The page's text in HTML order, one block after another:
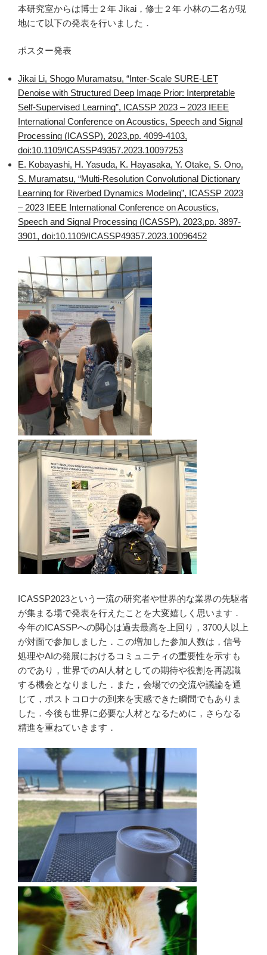
本研究室からは博士２年 Jikai，修士２年 小林の二名が現
地にて以下の発表を行いました．
ポスター発表
Jikai Li, Shogo Muramatsu, “Inter-Scale SURE-LET
Denoise with Structured Deep Image Prior: Interpretable
Self-Supervised Learning”, ICASSP 2023 – 2023 IEEE
International Conference on Acoustics, Speech and Signal
Processing (ICASSP), 2023,pp. 4099-4103,
doi:10.1109/ICASSP49357.2023.10097253
E. Kobayashi, H. Yasuda, K. Hayasaka, Y. Otake, S. Ono,
S. Muramatsu, “Multi-Resolution Convolutional Dictionary
Learning for Riverbed Dynamics Modeling”, ICASSP 2023
– 2023 IEEE International Conference on Acoustics,
Speech and Signal Processing (ICASSP), 2023,pp. 3897-
3901, doi:10.1109/ICASSP49357.2023.10096452
ICASSP2023という一流の研究者や世界的な業界の先駆者
が集まる場で発表を行えたことを大変嬉しく思います．
今年のICASSPへの関心は過去最高を上回り，3700人以上
が対面で参加しました．この増加した参加人数は，信号
処理やAIの発展におけるコミュニティの重要性を示すも
のであり，世界でのAI人材としての期待や役割を再認識
する機会となりました．また，会場での交流や議論を通
じて，ポストコロナの到来を実感できた瞬間でもありま
した．今後も世界に必要な人材となるために，さらなる
精進を重ねていきます．